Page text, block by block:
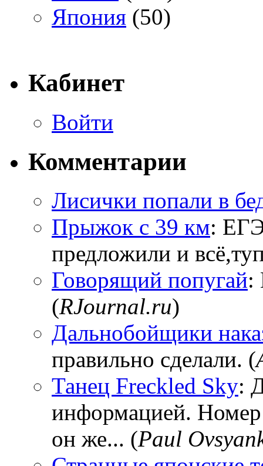
Япония (50)
Кабинет
Войти
Комментарии
Лисички попали в
Прыжок с 39 км:
предложили и
Говорящий попугай:
(RJournal.ru)
Дальнобойщики
правильно сделали. (
Танец Freckled Sky:
информацией.
он же... (Paul